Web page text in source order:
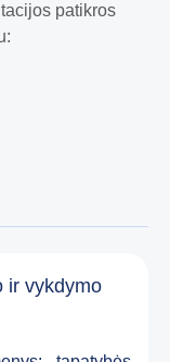
patikros
ir vykdymo